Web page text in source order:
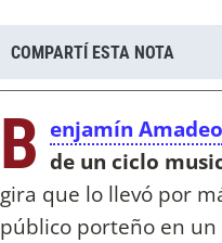
COMPARTÍ ESTA NOTA
B enjamín Amadeo
de un ciclo
gira que lo llevó por
público porteño en un